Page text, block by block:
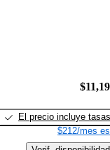
El precio incluye tasas
$212/mes